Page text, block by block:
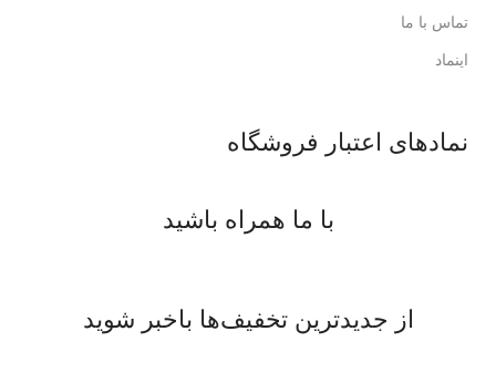
تماس با ما
اینماد
نمادهای اعتبار فروشگاه
با ما همراه باشید
از جدیدترین تخفیف‌ها باخبر شوید